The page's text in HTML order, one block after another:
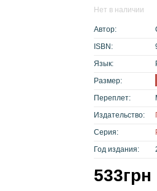
Нет в наличии
Автор:
ISBN:
Язык:
Размер:
Переплет:
Издательство:
Серия:
Год издания:
533грн